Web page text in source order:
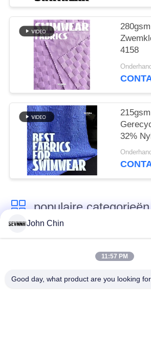
4158
32%
populaire categorieën
Gerecycleerde
Stof
gerecycled polyester
John Chin
11:57 PM
Good day, what product are you looking